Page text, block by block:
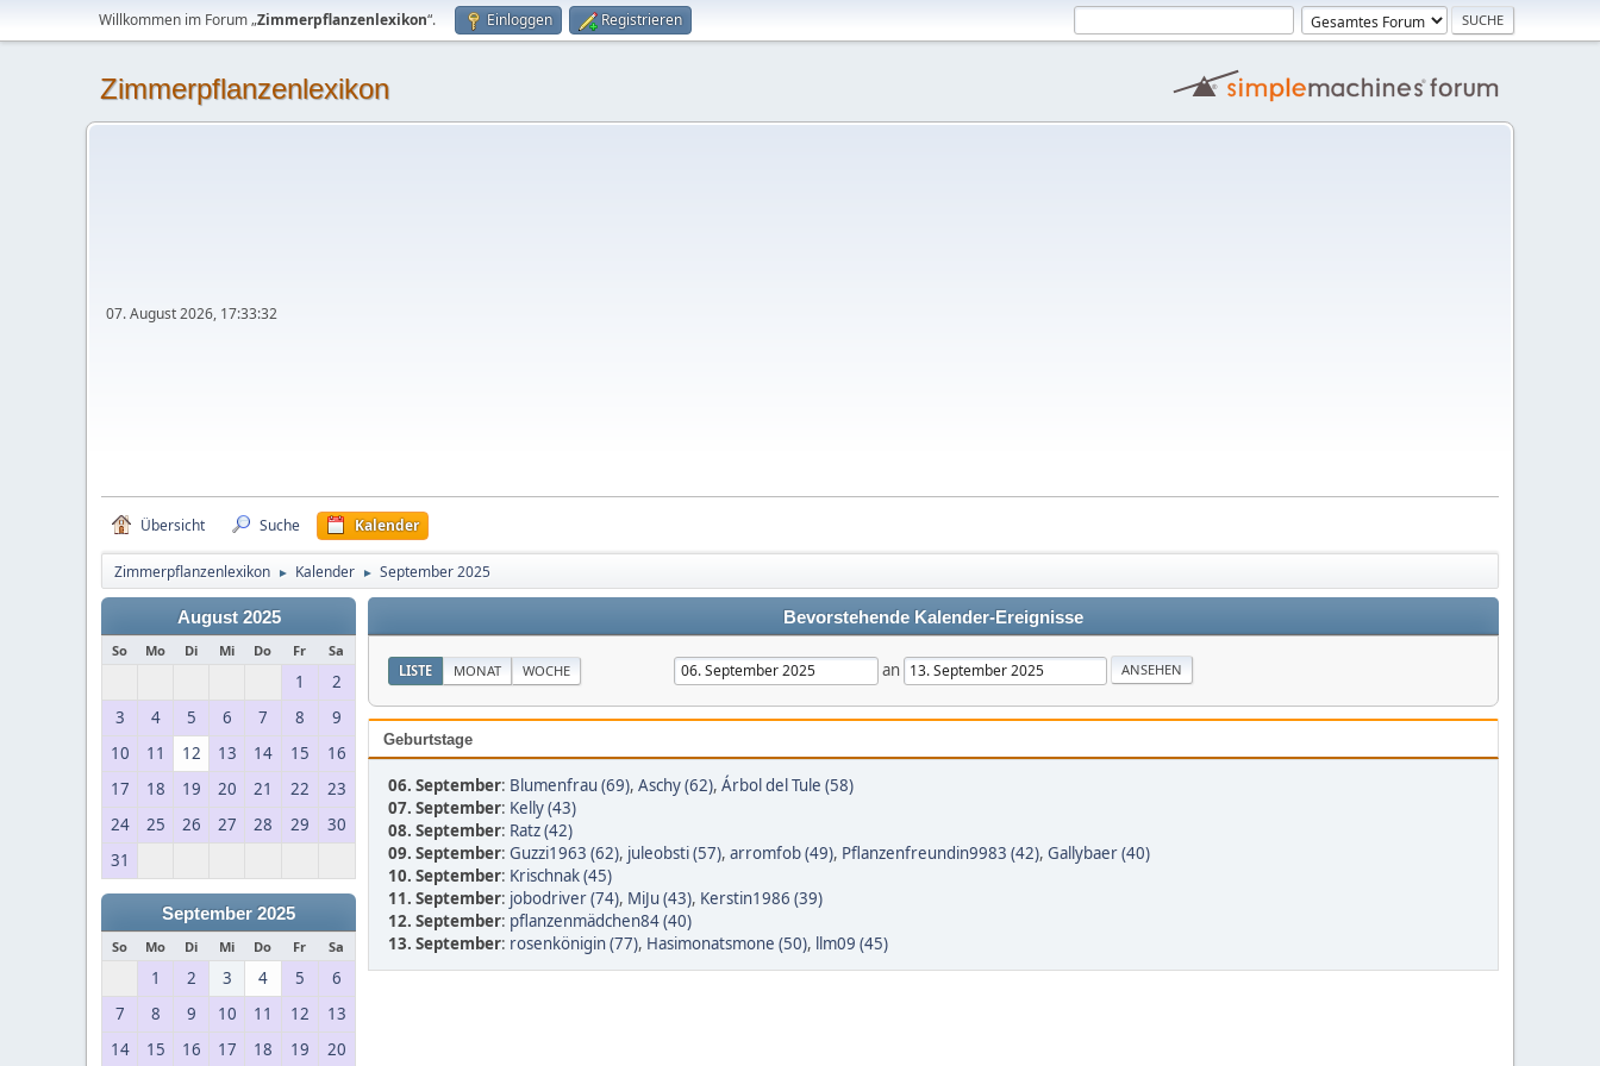
Willkommen im Forum „Zimmerpflanzenlexikon“. Einloggen Registrieren
Zimmerpflanzenlexikon
07. August 2026, 17:33:32
Übersicht Suche Kalender
Zimmerpflanzenlexikon ► Kalender ► September 2025
August 2025
So Mo Di Mi Do Fr Sa
1
2
3
4 5 6 7 8
9
10
11 12 13 14 15
16
17
18 19 20 21 22
23
24
25 26 27 28 29
30
31
September 2025
So Mo Di Mi Do Fr Sa
1 2 3 4 5
6
7
8 9 10 11 12
13
14
15 16 17 18 19 20
Bevorstehende Kalender-Ereignisse
LISTE MONAT WOCHE an
Geburtstage
06. September: Blumenfrau (69), Aschy (62), Árbol del Tule (58)
07. September: Kelly (43)
08. September: Ratz (42)
09. September: Guzzi1963 (62), juleobsti (57), arromfob (49), Pflanzenfreundin9983 (42), Gallybaer (40)
10. September: Krischnak (45)
11. September: jobodriver (74), MiJu (43), Kerstin1986 (39)
12. September: pflanzenmädchen84 (40)
13. September: rosenkönigin (77), Hasimonatsmone (50), llm09 (45)